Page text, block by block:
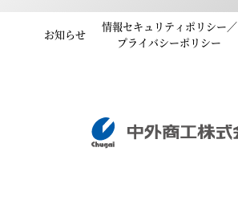
お知らせ
情報セキュリティポリシー／
プライバシーポリシー